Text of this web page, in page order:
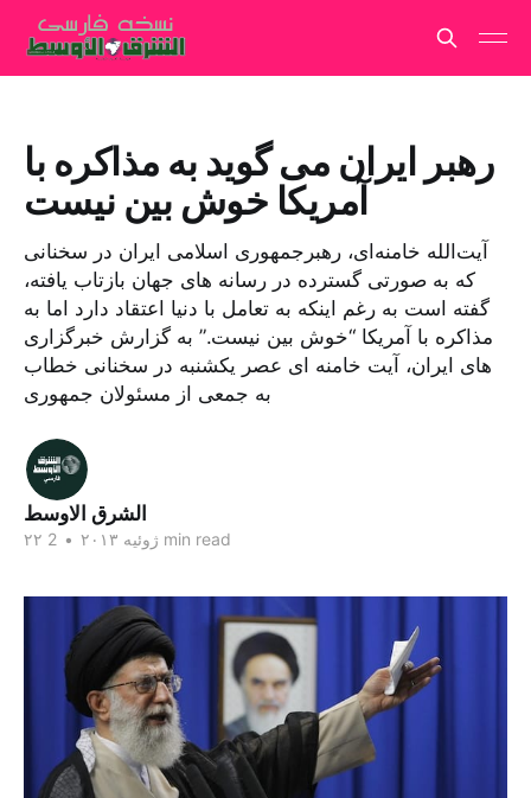
رهبر ایران می گوید به مذاکره با
آمریکا خوش بین نیست
آیت‌الله خامنه‌ای، رهبرجمهوری اسلامی ایران در سخنانی
که به صورتی گسترده در رسانه های جهان بازتاب یافته،
گفته است به رغم اینکه به تعامل با دنیا اعتقاد دارد اما به
مذاکره با آمریکا “خوش بین نیست.” به گزارش خبرگزاری
های ایران، آیت خامنه ای عصر یکشنبه در سخنانی خطاب
به جمعی از مسئولان جمهوری
الشرق الاوسط
۲۲ ژوئیه ۲۰۱۳ • 2 min read